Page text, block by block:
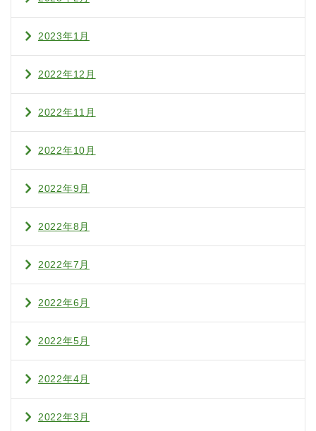
2023年1月
2022年12月
2022年11月
2022年10月
2022年9月
2022年8月
2022年7月
2022年6月
2022年5月
2022年4月
2022年3月